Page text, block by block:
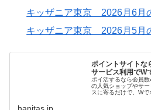
キッザニア東京 2026月6月
キッザニア東京 2026月5月
ポイントサイトな
サービス利用でW
ポイ活するなら会員
の人気ショップやサ
スに寄るだけで、Wで